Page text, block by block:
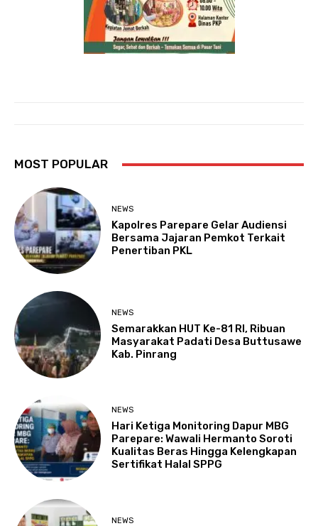
MOST POPULAR
NEWS
Kapolres Parepare Gelar Audiensi
Bersama Jajaran Pemkot Terkait
Penertiban PKL
NEWS
Semarakkan HUT Ke-81 RI, Ribuan
Masyarakat Padati Desa Buttusawe
Kab. Pinrang
NEWS
Hari Ketiga Monitoring Dapur MBG
Parepare: Wawali Hermanto Soroti
Kualitas Beras Hingga Kelengkapan
Sertifikat Halal SPPG
NEWS